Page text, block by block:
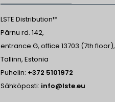
LSTE Distribution™
Pärnu rd. 142,
entrance G, office 13703 (7th floor),
Tallinn, Estonia
Puhelin: +372 5101972
Sähköposti: info@lste.eu